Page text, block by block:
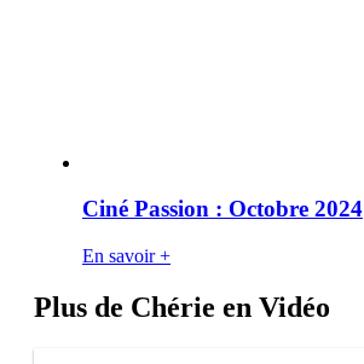
Ciné Passion : Octobre 2024
En savoir +
Plus de Chérie en Vidéo